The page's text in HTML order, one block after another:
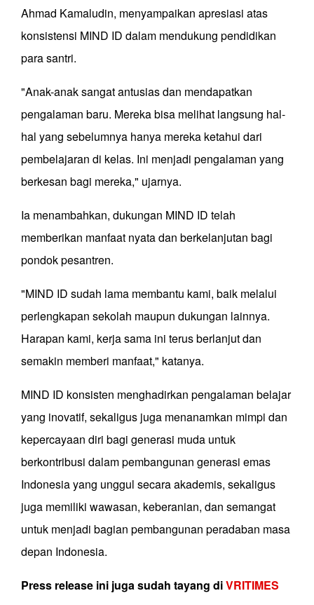
Ahmad Kamaludin, menyampaikan apresiasi atas
konsistensi MIND ID dalam mendukung pendidikan
para santri.
"Anak-anak sangat antusias dan mendapatkan
pengalaman baru. Mereka bisa melihat langsung hal-
hal yang sebelumnya hanya mereka ketahui dari
pembelajaran di kelas. Ini menjadi pengalaman yang
berkesan bagi mereka," ujarnya.
Ia menambahkan, dukungan MIND ID telah
memberikan manfaat nyata dan berkelanjutan bagi
pondok pesantren.
"MIND ID sudah lama membantu kami, baik melalui
perlengkapan sekolah maupun dukungan lainnya.
Harapan kami, kerja sama ini terus berlanjut dan
semakin memberi manfaat," katanya.
MIND ID konsisten menghadirkan pengalaman belajar
yang inovatif, sekaligus juga menanamkan mimpi dan
kepercayaan diri bagi generasi muda untuk
berkontribusi dalam pembangunan generasi emas
Indonesia yang unggul secara akademis, sekaligus
juga memiliki wawasan, keberanian, dan semangat
untuk menjadi bagian pembangunan peradaban masa
depan Indonesia.
Press release ini juga sudah tayang diVRITIMES